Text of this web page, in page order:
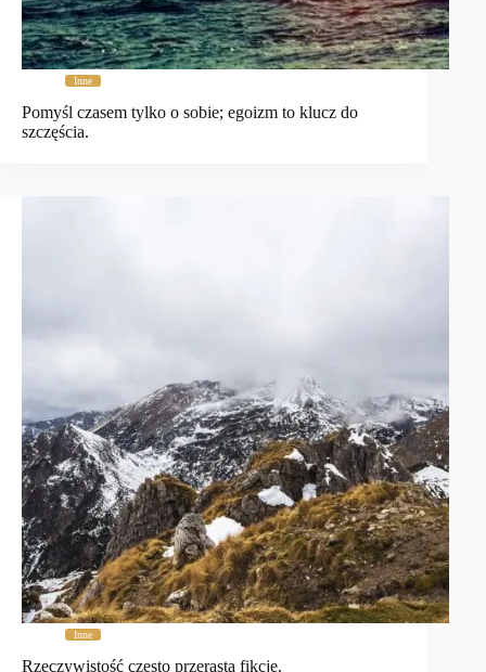
Inne
Pomyśl czasem tylko o sobie; egoizm to klucz do
szczęścia.
Inne
Rzeczywistość często przerasta fikcję.